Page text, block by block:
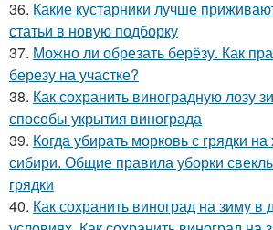
36. Какие кустарники лучше
статьи в новую подборку
37. Можно ли обрезать берёзу. Как
березу на участке?
38. Как сохранить виноградную лозу
способы укрытия винограда
39. Когда убирать морковь с грядки
сибири. Общие правила уборки
грядки
40. Как сохранить виноград на зиму